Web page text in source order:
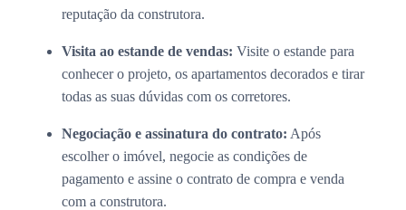
reputação da construtora.
Visita ao estande de vendas: Visite o estande para
conhecer o projeto, os apartamentos decorados e tirar
todas as suas dúvidas com os corretores.
Negociação e assinatura do contrato: Após
escolher o imóvel, negocie as condições de
pagamento e assine o contrato de compra e venda
com a construtora.